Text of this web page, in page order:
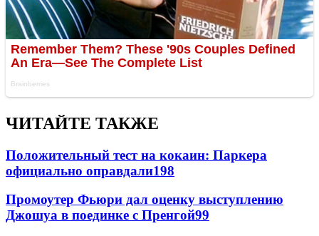
ЧИТАЙТЕ ТАКЖЕ
Положительный тест на кокаин: Паркера
официально оправдали198
Промоутер Фьюри дал оценку выступлению
Джошуа в поединке с Пренгой99